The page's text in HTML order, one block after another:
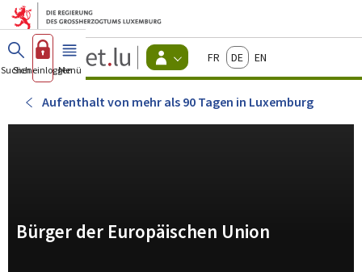
Zum Hauptmenü
Zum Inhalt
Guichet.lu
Changer
d'espace
Menu
bürger
FrançaisDeutschEnglish
Suchen
Sich einloggen
Menü Haupt-
Aufenthalt von mehr als 90 Tagen in Luxemburg
Bürger der Europäischen Union